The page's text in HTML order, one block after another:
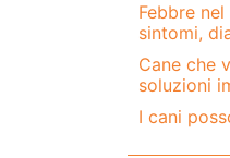
Febbre
sintomi,
Cane che
soluzioni
I cani